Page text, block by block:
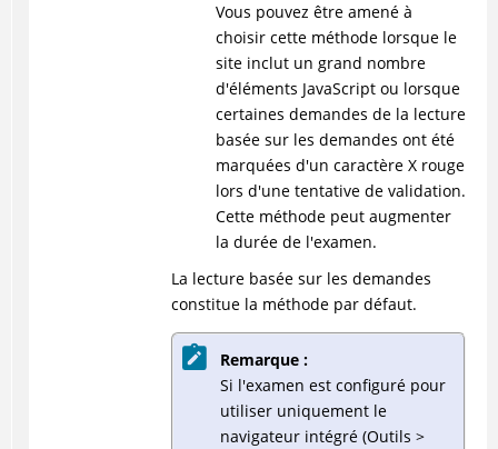
Vous pouvez être amené à
choisir cette méthode lorsque le
site inclut un grand nombre
d'éléments JavaScript ou lorsque
certaines demandes de la lecture
basée sur les demandes ont été
marquées d'un caractère X rouge
lors d'une tentative de validation.
Cette méthode peut augmenter
la durée de l'examen.
La lecture basée sur les demandes
constitue la méthode par défaut.
Remarque :
Si l'examen est configuré pour
utiliser uniquement le
navigateur intégré (Outils >